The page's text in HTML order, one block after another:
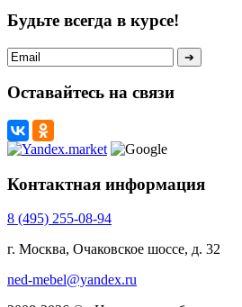
Будьте всегда в курсе!
Оставайтесь на связи
Контактная информация
8 (495) 255-08-94
г. Москва, Очаковское шоссе, д. 32
ned-mebel@yandex.ru